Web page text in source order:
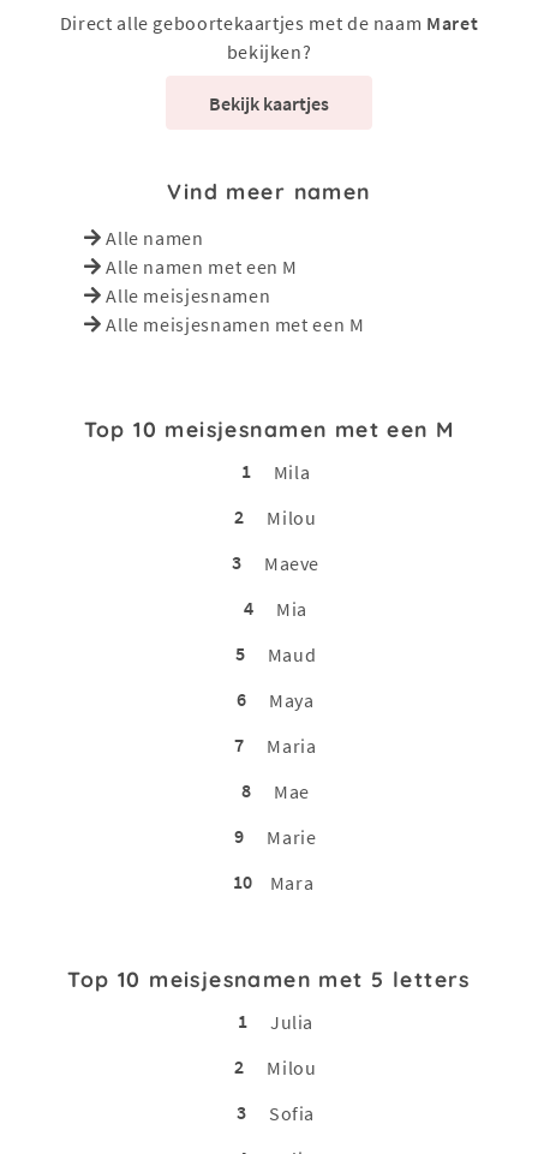
Direct alle geboortekaartjes met de naam Maret
bekijken?
Bekijk kaartjes
Vind meer namen
Alle namen
Alle namen met een M
Alle meisjesnamen
Alle meisjesnamen met een M
Top 10 meisjesnamen met een M
1
Mila
2
Milou
3
Maeve
4
Mia
5
Maud
6
Maya
7
Maria
8
Mae
9
Marie
10
Mara
Top 10 meisjesnamen met 5 letters
1
Julia
2
Milou
3
Sofia